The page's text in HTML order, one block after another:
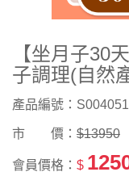
【坐月子30
子調理(自然
產品編號：
市 價： $13950
會員價格： $